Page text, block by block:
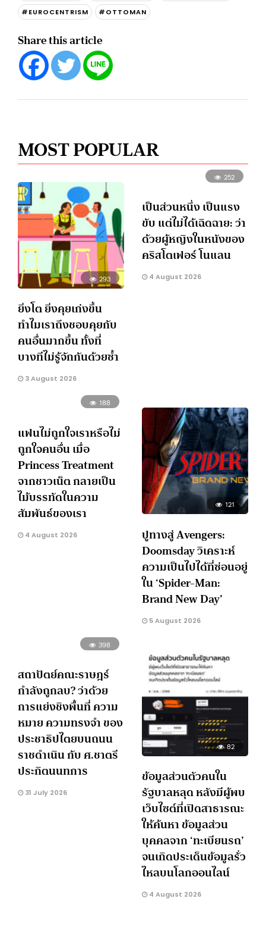
#EUROCENTRISM
#OTTOMAN
Share this article
MOST POPULAR
293
ยิ่งโต ยิ่งคุยเก่งขึ้น
ทำไมเราถึงชอบคุยกับ
คนอื่นมากขึ้น ทั้งที่
บางทีไม่รู้จักกันด้วยซ้ำ
3 August 2026
252
เป็นส่วนหนึ่ง เป็นแรง
ขับ แต่ไม่ได้เฉิดฉาย: ว่า
ด้วยผู้หญิงในหนังของ
คริสโตเฟอร์ โนแลน
4 August 2026
188
แฟนไม่ถูกใจเราหรือไม่
ถูกใจคนอื่น เมื่อ
Princess Treatment
จากชาวเน็ต กลายเป็น
ไม้บรรทัดในความ
สัมพันธ์ของเรา
4 August 2026
121
ปูทางสู่ Avengers:
Doomsday วิเคราะห์
ความเป็นไปได้ที่ซ่อนอยู่
ใน ‘Spider-Man:
Brand New Day’
5 August 2026
398
สถาปัตย์คณะราษฎร์
กำลังถูกลบ? ว่าด้วย
การแย่งชิงพื้นที่ ความ
หมาย ความทรงจำ ของ
ประชาธิปไตยบนถนน
ราชดำเนิน กับ ศ.ชาตรี
ประกิตนนทการ
31 July 2026
82
ข้อมูลส่วนตัวคนใน
รัฐบาลหลุด หลังมีผู้พบ
เว็บไซต์ที่เปิดสาธารณะ
ให้ค้นหา ข้อมูลส่วน
บุคคลจาก ‘ทะเบียนรถ’
จนเกิดประเด็นข้อมูลรั่ว
ไหลบนโลกออนไลน์
4 August 2026